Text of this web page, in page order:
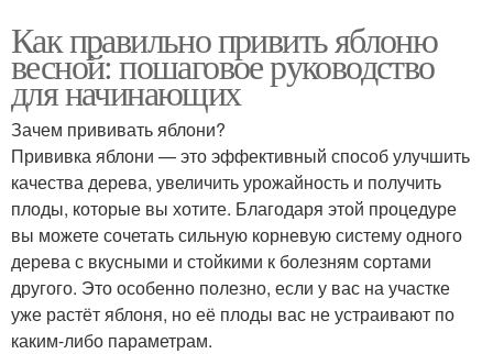
Как правильно привить яблоню
весной: пошаговое руководство
для начинающих
Зачем прививать яблони?
Прививка яблони — это эффективный способ улучшить
качества дерева, увеличить урожайность и получить
плоды, которые вы хотите. Благодаря этой процедуре
вы можете сочетать сильную корневую систему одного
дерева с вкусными и стойкими к болезням сортами
другого. Это особенно полезно, если у вас на участке
уже растёт яблоня, но её плоды вас не устраивают по
каким-либо параметрам.